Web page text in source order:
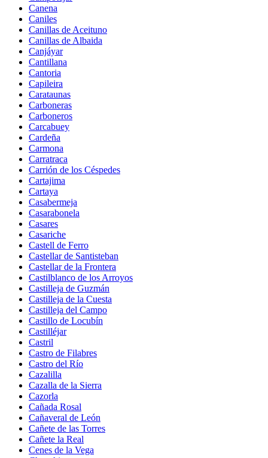
Canena
Caniles
Canillas de Aceituno
Canillas de Albaida
Canjáyar
Cantillana
Cantoria
Capileira
Carataunas
Carboneras
Carboneros
Carcabuey
Cardeña
Carmona
Carratraca
Carrión de los Céspedes
Cartajima
Cartaya
Casabermeja
Casarabonela
Casares
Casariche
Castell de Ferro
Castellar de Santisteban
Castellar de la Frontera
Castilblanco de los Arroyos
Castilleja de Guzmán
Castilleja de la Cuesta
Castilleja del Campo
Castillo de Locubín
Castilléjar
Castril
Castro de Filabres
Castro del Río
Cazalilla
Cazalla de la Sierra
Cazorla
Cañada Rosal
Cañaveral de León
Cañete de las Torres
Cañete la Real
Cenes de la Vega